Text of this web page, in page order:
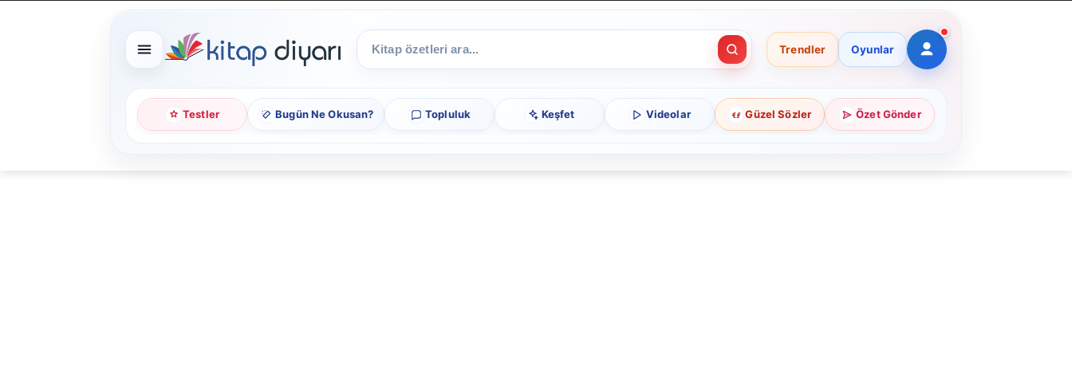
Trendler Oyunlar
Testler Bugün Ne Okusan? Topluluk Keşfet Videolar Güzel Sözler Özet Gönder